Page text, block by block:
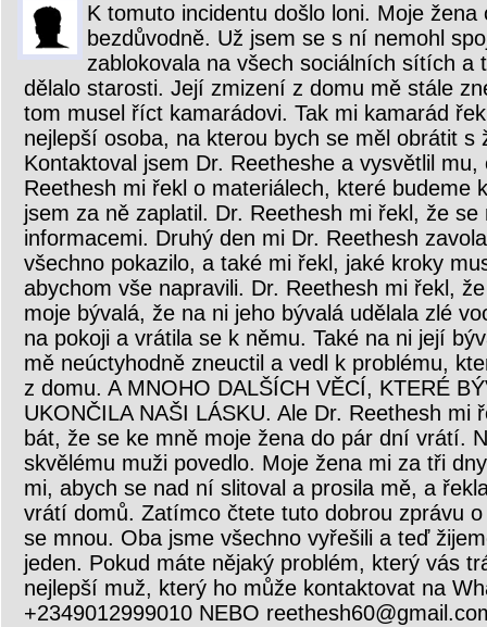
K tomuto incidentu došlo loni. Moje žena
bezdůvodně. Už jsem se s ní nemohl
zablokovala na všech sociálních sítích a
dělalo starosti. Její zmizení z domu mě stále
tom musel říct kamarádovi. Tak mi kamarád
nejlepší osoba, na kterou bych se měl obrátit s
Kontaktoval jsem Dr. Reetheshe a vysvětlil mu,
Reethesh mi řekl o materiálech, které budeme
jsem za ně zaplatil. Dr. Reethesh mi řekl, že
informacemi. Druhý den mi Dr. Reethesh
všechno pokazilo, a také mi řekl, jaké kroky
abychom vše napravili. Dr. Reethesh mi řekl,
moje bývalá, že na ni jeho bývalá udělala zlé
na pokoji a vrátila se k němu. Také na ni její
mě neúctyhodně zneuctil a vedl k problému,
z domu. A MNOHO DALŠÍCH VĚCÍ, KTERÉ
UKONČILA NAŠI LÁSKU. Ale Dr. Reethesh mi
bát, že se ke mně moje žena do pár dní vrátí.
skvělému muži povedlo. Moje žena mi za tři
mi, abych se nad ní slitoval a prosila mě, a
vrátí domů. Zatímco čtete tuto dobrou zprávu
se mnou. Oba jsme všechno vyřešili a teď
jeden. Pokud máte nějaký problém, který vás
nejlepší muž, který ho může kontaktovat na
+2349012999010 NEBO